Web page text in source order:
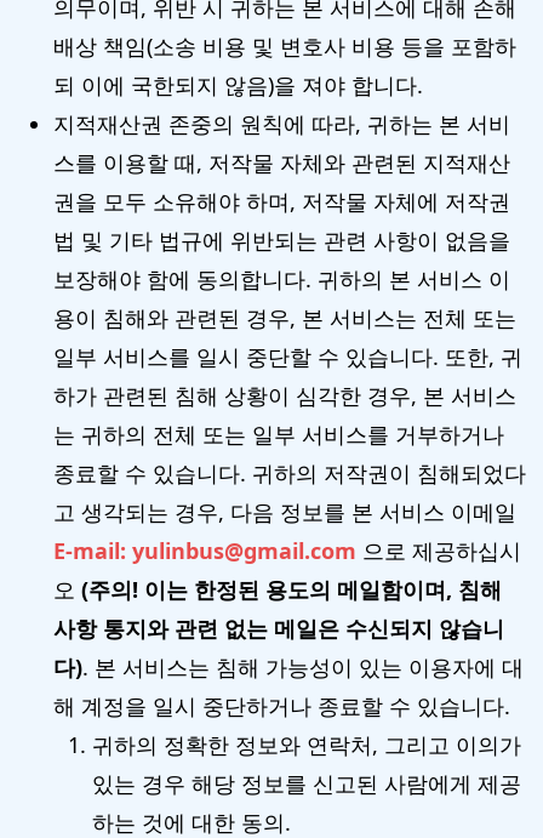
의무이며, 위반 시 귀하는 본 서비스에 대해 손해
배상 책임(소송 비용 및 변호사 비용 등을 포함하
되 이에 국한되지 않음)을 져야 합니다.
지적재산권 존중의 원칙에 따라, 귀하는 본 서비
스를 이용할 때, 저작물 자체와 관련된 지적재산
권을 모두 소유해야 하며, 저작물 자체에 저작권
법 및 기타 법규에 위반되는 관련 사항이 없음을
보장해야 함에 동의합니다. 귀하의 본 서비스 이
용이 침해와 관련된 경우, 본 서비스는 전체 또는
일부 서비스를 일시 중단할 수 있습니다. 또한, 귀
하가 관련된 침해 상황이 심각한 경우, 본 서비스
는 귀하의 전체 또는 일부 서비스를 거부하거나
종료할 수 있습니다. 귀하의 저작권이 침해되었다
고 생각되는 경우, 다음 정보를 본 서비스 이메일
E-mail: yulinbus@gmail.com 으로 제공하십시
오 (주의! 이는 한정된 용도의 메일함이며, 침해
사항 통지와 관련 없는 메일은 수신되지 않습니
다). 본 서비스는 침해 가능성이 있는 이용자에 대
해 계정을 일시 중단하거나 종료할 수 있습니다.
귀하의 정확한 정보와 연락처, 그리고 이의가
있는 경우 해당 정보를 신고된 사람에게 제공
하는 것에 대한 동의.